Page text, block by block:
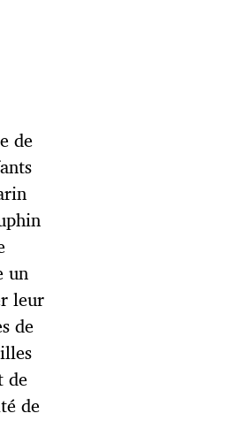
de
un
leur
de
de
de